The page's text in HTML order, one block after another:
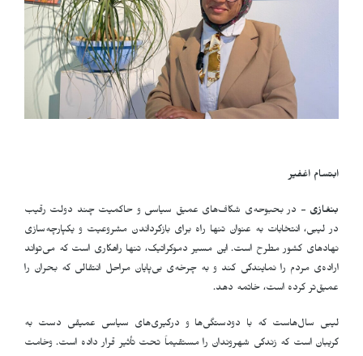
ابتسام اغفیر
بنغازی - در بحبوحه‌ی شکاف‌های عمیق سیاسی و حاکمیت چند دولت رقیب
در لیبی، انتخابات به عنوان تنها راه برای بازگرداندن مشروعیت و یکپارچه‌سازی
نهادهای کشور مطرح است. این مسیر دموکراتیک، تنها راهکاری است که می‌تواند
اراده‌ی مردم را نمایندگی کند و به چرخه‌ی بی‌پایان مراحل انتقالی که بحران را
عمیق‌تر کرده است، خاتمه دهد.
لیبی سال‌هاست که با دودستگی‌ها و درگیری‌های سیاسی عمیقی دست به
گریبان است که زندگی شهروندان را مستقیماً تحت تأثیر قرار داده است. وخامت